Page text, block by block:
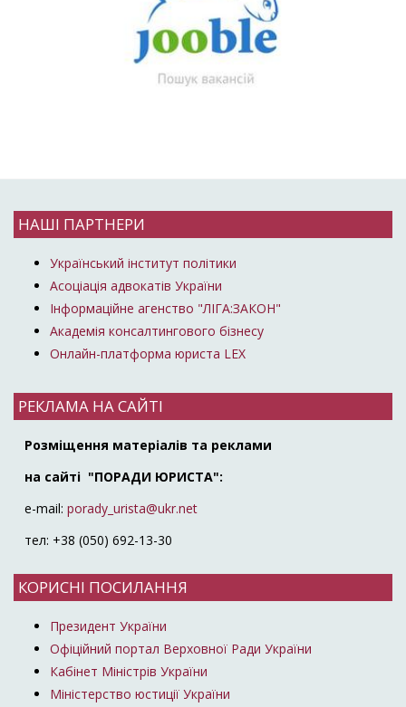
НАШІ ПАРТНЕРИ
Український інститут політики
Асоціація адвокатів України
Інформаційне агенство "ЛІГА:ЗАКОН"
Академія консалтингового бізнесу
Онлайн-платформа юриста LEX
РЕКЛАМА НА САЙТІ
Розміщення матеріалів та реклами
на сайті "ПОРАДИ ЮРИСТА":
e-mail: porady_urista@ukr.net
тел: +38 (050) 692-13-30
КОРИСНІ ПОСИЛАННЯ
Президент України
Офіційний портал Верховної Ради України
Кабінет Міністрів України
Міністерство юстиції України